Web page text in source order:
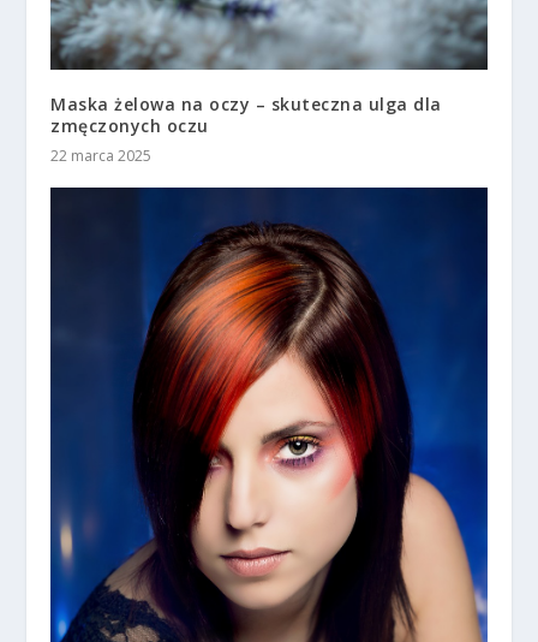
Maska żelowa na oczy – skuteczna ulga dla
zmęczonych oczu
22 marca 2025